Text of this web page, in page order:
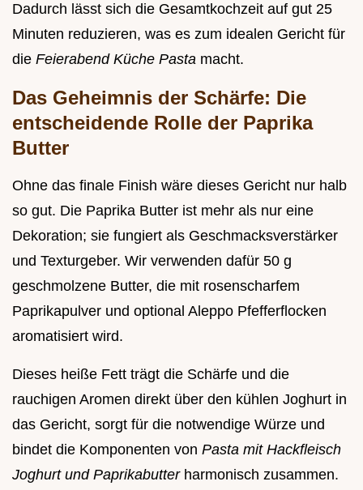
Dadurch lässt sich die Gesamtkochzeit auf gut 25
Minuten reduzieren, was es zum idealen Gericht für
die Feierabend Küche Pasta macht.
Das Geheimnis der Schärfe: Die
entscheidende Rolle der Paprika
Butter
Ohne das finale Finish wäre dieses Gericht nur halb
so gut. Die Paprika Butter ist mehr als nur eine
Dekoration; sie fungiert als Geschmacksverstärker
und Texturgeber. Wir verwenden dafür 50 g
geschmolzene Butter, die mit rosenscharfem
Paprikapulver und optional Aleppo Pfefferflocken
aromatisiert wird.
Dieses heiße Fett trägt die Schärfe und die
rauchigen Aromen direkt über den kühlen Joghurt in
das Gericht, sorgt für die notwendige Würze und
bindet die Komponenten von Pasta mit Hackfleisch
Joghurt und Paprikabutter harmonisch zusammen.